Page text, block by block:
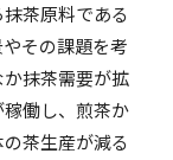
茶原料である
その課題を考
抹茶需要が拡
働し、煎茶か
茶生産が減る